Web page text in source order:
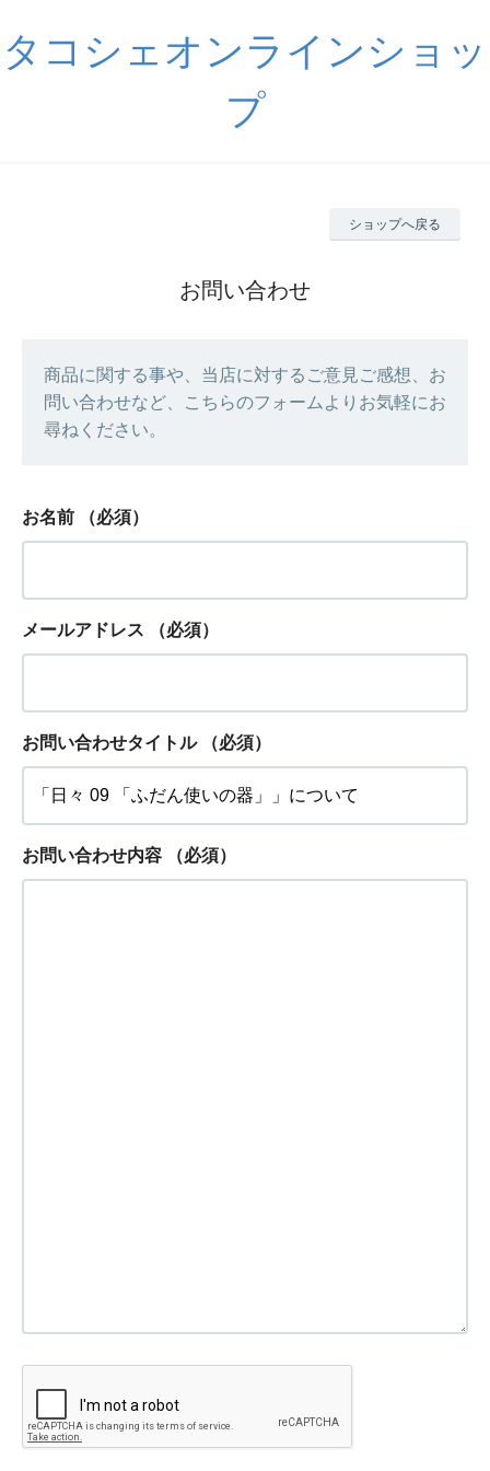
タコシェオンラインショッ
プ
ショップへ戻る
お問い合わせ
商品に関する事や、当店に対するご意見ご感想、お
問い合わせなど、こちらのフォームよりお気軽にお
尋ねください。
お名前 （必須）
メールアドレス （必須）
お問い合わせタイトル （必須）
お問い合わせ内容 （必須）